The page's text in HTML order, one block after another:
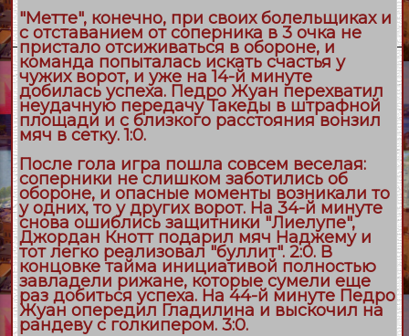
"Метте", конечно, при своих болельщиках и
с отставанием от соперника в 3 очка не
пристало отсиживаться в обороне, и
команда попыталась искать счастья у
чужих ворот, и уже на 14-й минуте
добилась успеха. Педро Жуан перехватил
неудачную передачу Такеды в штрафной
площади и с близкого расстояния вонзил
мяч в сетку. 1:0.
После гола игра пошла совсем веселая:
соперники не слишком заботились об
обороне, и опасные моменты возникали то
у одних, то у других ворот. На 34-й минуте
снова ошиблись защитники "Лиелупе",
Джордан Кнотт подарил мяч Наджему и
тот легко реализовал "буллит". 2:0. В
концовке тайма инициативой полностью
завладели рижане, которые сумели еще
раз добиться успеха. На 44-й минуте Педро
Жуан опередил Гладилина и выскочил на
рандеву с голкипером. 3:0.